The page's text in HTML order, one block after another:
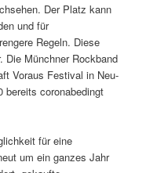
Der Platz kann
und für
Regeln. Diese
Die Münchner Rockband
Voraus Festival in Neu-
bereits coronabedingt
für eine
um ein ganzes Jahr